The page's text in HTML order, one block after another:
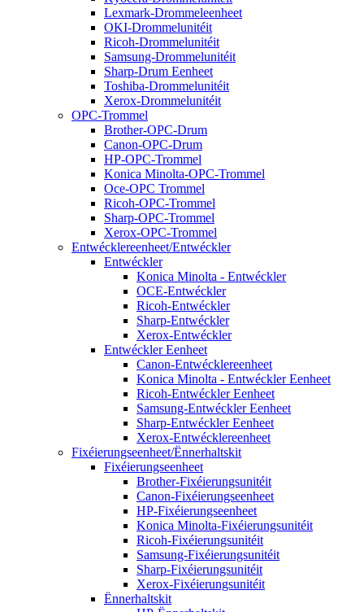
Lexmark-Drommeleenheet
OKI-Drommelunitéit
Ricoh-Drommelunitéit
Samsung-Drommelunitéit
Sharp-Drum Eenheet
Toshiba-Drommelunitéit
Xerox-Drommelunitéit
OPC-Trommel
Brother-OPC-Drum
Canon-OPC-Drum
HP-OPC-Trommel
Konica Minolta-OPC-Trommel
Oce-OPC Trommel
Ricoh-OPC-Trommel
Sharp-OPC-Trommel
Xerox-OPC-Trommel
Entwécklereenheet/Entwéckler
Entwéckler
Konica Minolta - Entwéckler
OCE-Entwéckler
Ricoh-Entwéckler
Sharp-Entwéckler
Xerox-Entwéckler
Entwéckler Eenheet
Canon-Entwécklereenheet
Konica Minolta - Entwéckler Eenheet
Ricoh-Entwéckler Eenheet
Samsung-Entwéckler Eenheet
Sharp-Entwéckler Eenheet
Xerox-Entwécklereenheet
Fixéierungseenheet/Ënnerhaltskit
Fixéierungseenheet
Brother-Fixéierungsunitéit
Canon-Fixéierungseenheet
HP-Fixéierungseenheet
Konica Minolta-Fixéierungsunitéit
Ricoh-Fixéierungsunitéit
Samsung-Fixéierungsunitéit
Sharp-Fixéierungsunitéit
Xerox-Fixéierungsunitéit
Ënnerhaltskit